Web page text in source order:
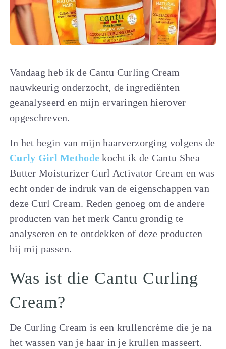
Vandaag heb ik de Cantu Curling Cream
nauwkeurig onderzocht, de ingrediënten
geanalyseerd en mijn ervaringen hierover
opgeschreven.
In het begin van mijn haarverzorging volgens de
Curly Girl Methode kocht ik de Cantu Shea
Butter Moisturizer Curl Activator Cream en was
echt onder de indruk van de eigenschappen van
deze Curl Cream. Reden genoeg om de andere
producten van het merk Cantu grondig te
analyseren en te ontdekken of deze producten
bij mij passen.
Was ist die Cantu Curling
Cream?
De Curling Cream is een krullencrème die je na
het wassen van je haar in je krullen masseert.